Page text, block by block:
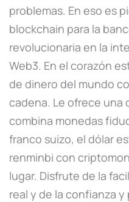
problemas. En eso es
blockchain para la
revolucionaria en la
Web3. En el corazón
de dinero del mundo
cadena. Le ofrece una
combina monedas
franco suizo, el dólar
renminbi con
lugar. Disfrute de la
real y de la confianza